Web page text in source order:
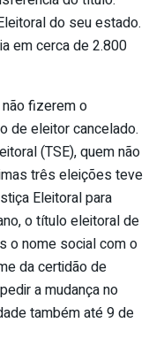
do seu estado.
em cerca de 2.800
fizerem o
de eleitor cancelado.
(TSE), quem não
três eleições teve
Eleitoral para
o título eleitoral de
o nome social com o
da certidão de
a mudança no
também até 9 de